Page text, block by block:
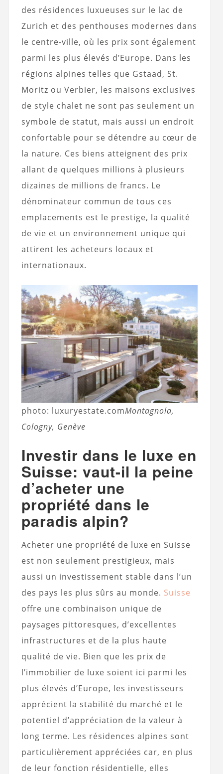
des résidences luxueuses sur le lac de
Zurich et des penthouses modernes dans
le centre-ville, où les prix sont également
parmi les plus élevés d’Europe. Dans les
régions alpines telles que Gstaad, St.
Moritz ou Verbier, les maisons exclusives
de style chalet ne sont pas seulement un
symbole de statut, mais aussi un endroit
confortable pour se détendre au cœur de
la nature. Ces biens atteignent des prix
allant de quelques millions à plusieurs
dizaines de millions de francs. Le
dénominateur commun de tous ces
emplacements est le prestige, la qualité
de vie et un environnement unique qui
attirent les acheteurs locaux et
internationaux.
photo: luxuryestate.comMontagnola,
Cologny, Genève
Investir dans le luxe en
Suisse: vaut-il la peine
d’acheter une
propriété dans le
paradis alpin?
Acheter une propriété de luxe en Suisse
est non seulement prestigieux, mais
aussi un investissement stable dans l’un
des pays les plus sûrs au monde. Suisse
offre une combinaison unique de
paysages pittoresques, d’excellentes
infrastructures et de la plus haute
qualité de vie. Bien que les prix de
l’immobilier de luxe soient ici parmi les
plus élevés d’Europe, les investisseurs
apprécient la stabilité du marché et le
potentiel d’appréciation de la valeur à
long terme. Les résidences alpines sont
particulièrement appréciées car, en plus
de leur fonction résidentielle, elles